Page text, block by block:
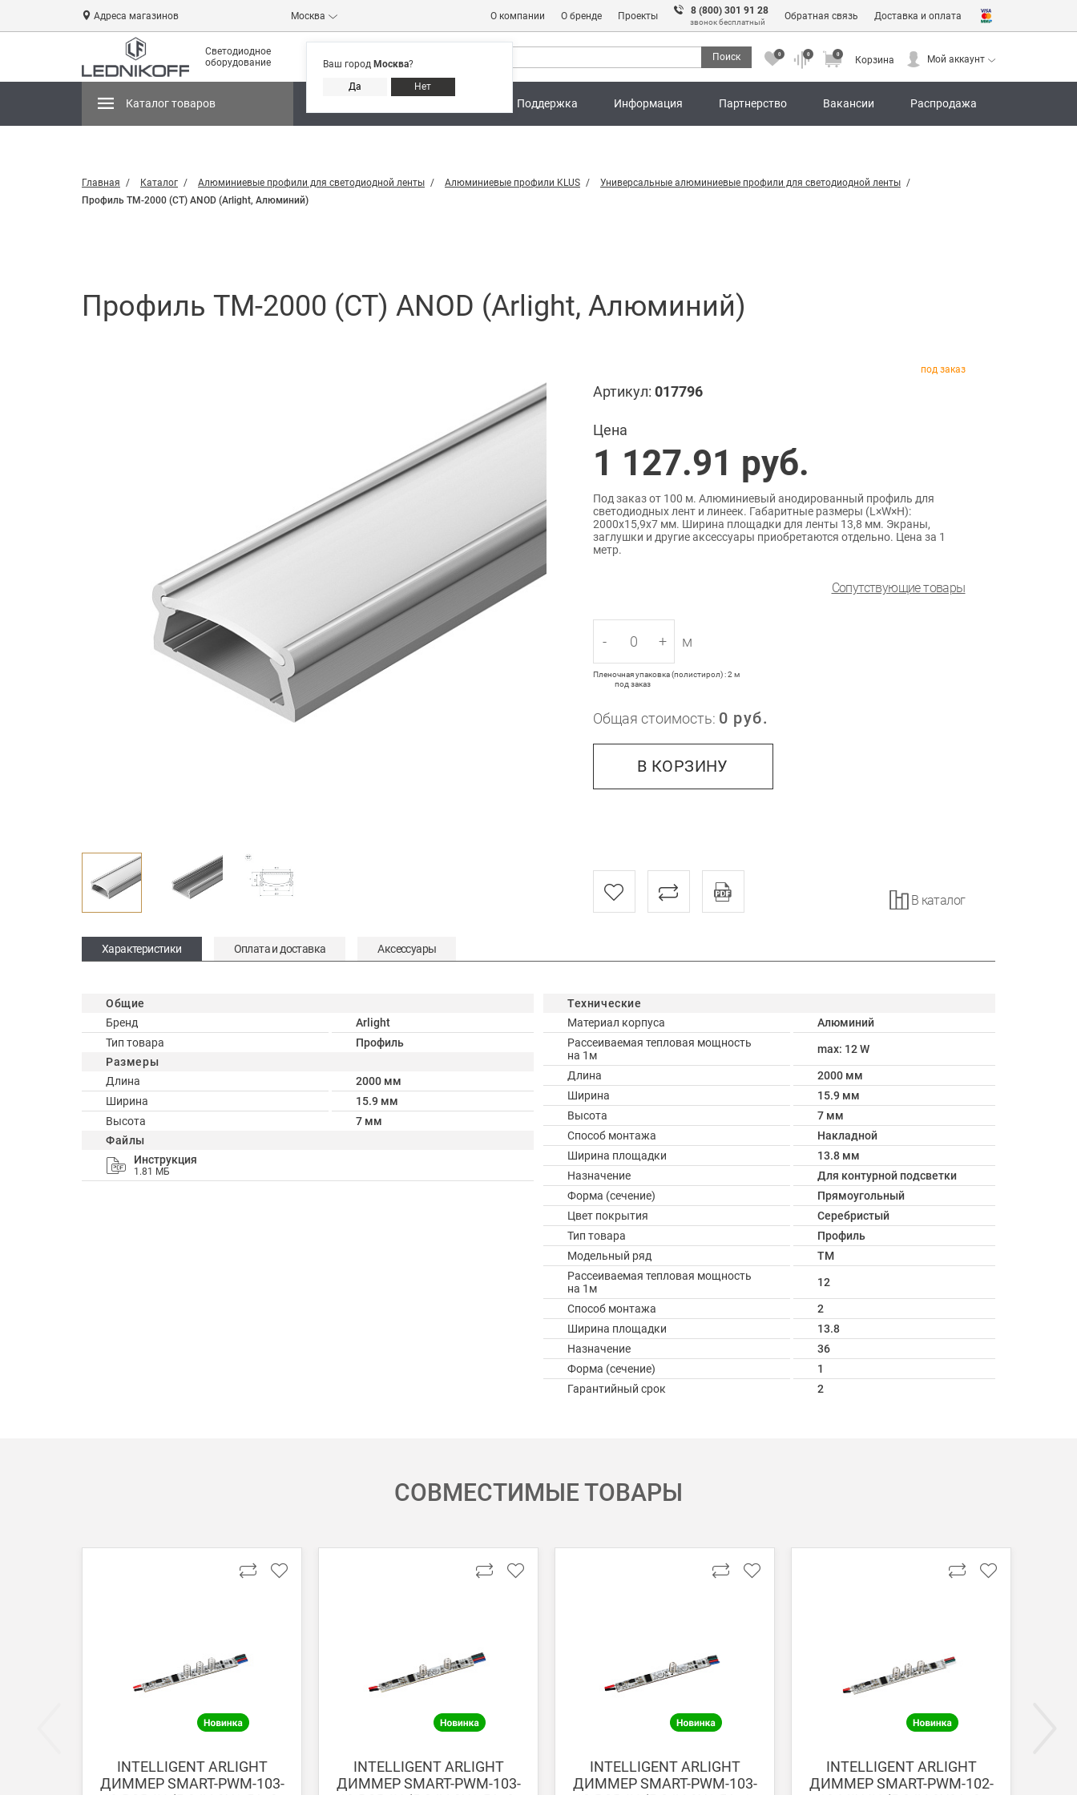
Адреса магазинов Москва
Ваш город Москва?
Да
Нет
О компании О бренде Проекты 8 (800) 301 91 28
звонок бесплатный
Обратная связь Доставка и оплата
Светодиодное
оборудование
Поиск 0 0 0
Корзина Мой аккаунт
Каталог товаров Поддержка Информация Партнерство Вакансии Распродажа
Адреса магазинов 8 (800) 301 91 28 Корзина Мой аккаунт
Главная Каталог Алюминиевые профили для светодиодной ленты Алюминиевые профили KLUS
Универсальные алюминиевые профили для светодиодной ленты
Профиль TM-2000 (CT) ANOD (Arlight, Алюминий)
Профиль TM-2000 (CT) ANOD (Arlight, Алюминий)
под заказ
Артикул: 017796
Цена
1 127.91 руб.
Под заказ от 100 м. Алюминиевый анодированный профиль для
светодиодных лент и линеек. Габаритные размеры (L×W×H):
2000x15,9x7 мм. Ширина площадки для ленты 13,8 мм. Экраны,
заглушки и другие аксессуары приобретаются отдельно. Цена за 1
метр.
Сопутствующие товары
- + м
Пленочная упаковка (полистирол) : 2 м
под заказ
Общая стоимость: 0 руб.
В КОРЗИНУ
В каталог
Характеристики Оплата и доставка Аксессуары
Общие
Бренд
Arlight
Тип товара
Профиль
Размеры
Длина
2000 мм
Ширина
15.9 мм
Высота
7 мм
Файлы
Инструкция
1.81 МБ
Технические
Материал корпуса
Алюминий
Рассеиваемая тепловая мощность
на 1м
max: 12 W
Длина
2000 мм
Ширина
15.9 мм
Высота
7 мм
Способ монтажа
Накладной
Ширина площадки
13.8 мм
Назначение
Для контурной подсветки
Форма (сечение)
Прямоугольный
Цвет покрытия
Серебристый
Тип товара
Профиль
Модельный ряд
TM
Рассеиваемая тепловая мощность
на 1м
12
Способ монтажа
2
Ширина площадки
13.8
Назначение
36
Форма (сечение)
1
Гарантийный срок
2
Безналичная оплата по счету
Вы можете оплатить заказ по выставленному счету в любом удобном Вам банке.
Доставка:
СОВМЕСТИМЫЕ ТОВАРЫ
INTELLIGENT ARLIGHT
ДИММЕР SMART-PWM-103-
INTELLIGENT ARLIGHT
ДИММЕР SMART-PWM-103-
INTELLIGENT ARLIGHT
ДИММЕР SMART-PWM-103-
INTELLIGENT ARLIGHT
ДИММЕР SMART-PWM-102-